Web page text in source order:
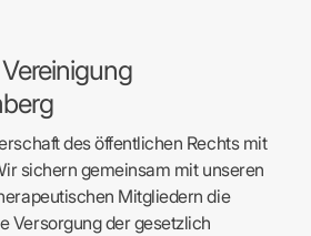
des öffentlichen Rechts mit
sichern gemeinsam mit unseren
Mitgliedern die
Versorgung der gesetzlich